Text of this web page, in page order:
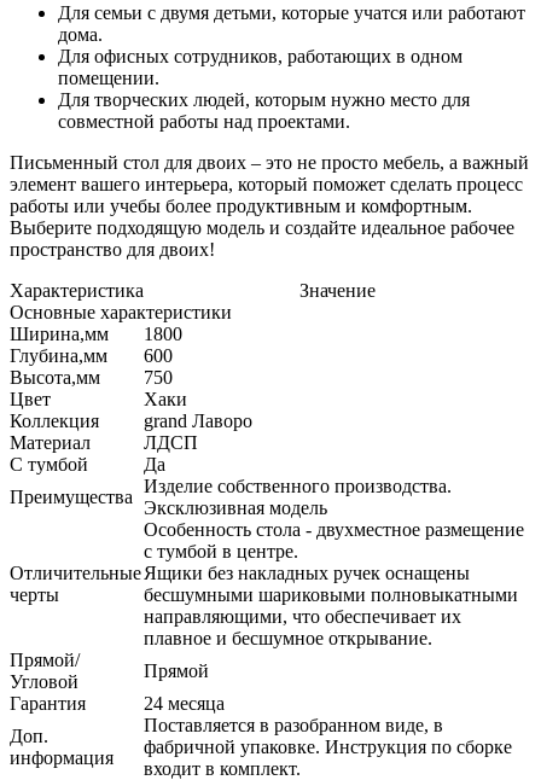
Для семьи с двумя детьми, которые учатся или работают
дома.
Для офисных сотрудников, работающих в одном
помещении.
Для творческих людей, которым нужно место для
совместной работы над проектами.
Письменный стол для двоих – это не просто мебель, а важный
элемент вашего интерьера, который поможет сделать процесс
работы или учебы более продуктивным и комфортным.
Выберите подходящую модель и создайте идеальное рабочее
пространство для двоих!
Характеристика
Значение
Основные характеристики
Ширина,мм
1800
Глубина,мм
600
Высота,мм
750
Цвет
Хаки
Коллекция
grand Лаворо
Материал
ЛДСП
С тумбой
Да
Преимущества
Изделие собственного производства.
Эксклюзивная модель
Отличительные
черты
Особенность стола - двухместное размещение
с тумбой в центре.
Ящики без накладных ручек оснащены
бесшумными шариковыми полновыкатными
направляющими, что обеспечивает их
плавное и бесшумное открывание.
Прямой/
Угловой
Прямой
Гарантия
24 месяца
Доп.
информация
Поставляется в разобранном виде, в
фабричной упаковке. Инструкция по сборке
входит в комплект.